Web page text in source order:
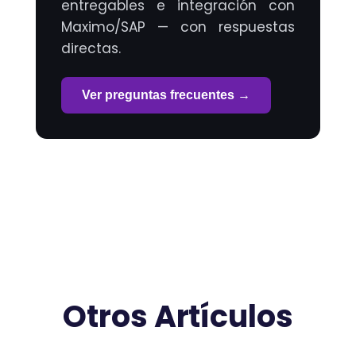
entregables e integración con
Maximo/SAP — con respuestas
directas.
Ver preguntas frecuentes →
Otros Artículos